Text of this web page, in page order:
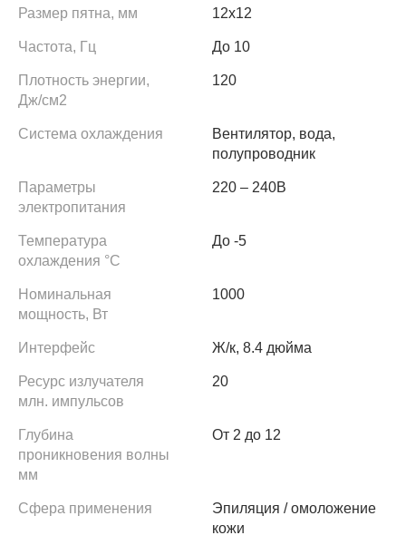
Размер пятна, мм 12х12
Частота, Гц До 10
Плотность энергии,
Дж/см2
120
Система охлаждения
Вентилятор, вода,
полупроводник
Параметры
электропитания
220 – 240В
Температура
охлаждения °С
До -5
Номинальная
мощность, Вт
1000
Интерфейс Ж/к, 8.4 дюйма
Ресурс излучателя
млн. импульсов
20
Глубина
проникновения волны
мм
От 2 до 12
Сфера применения
Эпиляция / омоложение
кожи